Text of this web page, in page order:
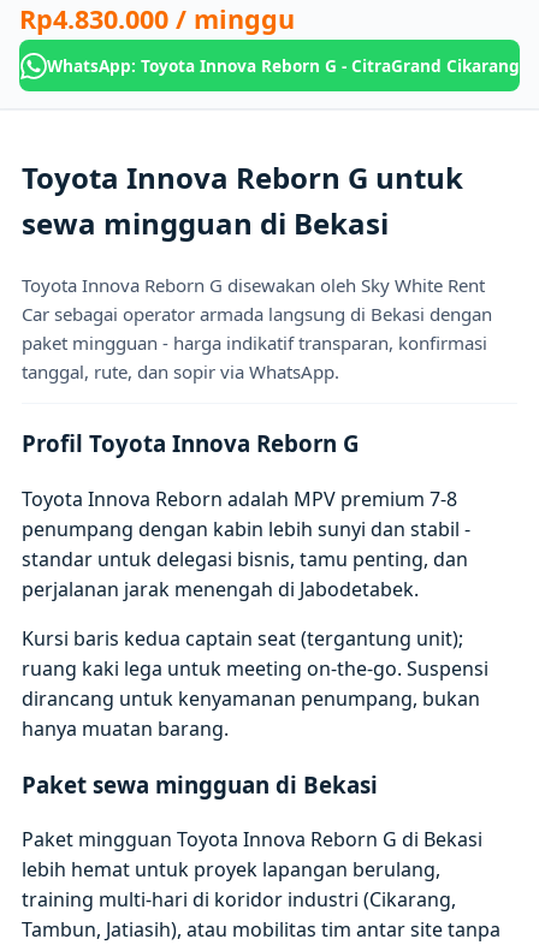
Rp4.830.000 / minggu
WhatsApp: Toyota Innova Reborn G - CitraGrand Cikarang
Toyota Innova Reborn G untuk
sewa mingguan di Bekasi
Toyota Innova Reborn G disewakan oleh Sky White Rent
Car sebagai operator armada langsung di Bekasi dengan
paket mingguan - harga indikatif transparan, konfirmasi
tanggal, rute, dan sopir via WhatsApp.
Profil Toyota Innova Reborn G
Toyota Innova Reborn adalah MPV premium 7-8
penumpang dengan kabin lebih sunyi dan stabil -
standar untuk delegasi bisnis, tamu penting, dan
perjalanan jarak menengah di Jabodetabek.
Kursi baris kedua captain seat (tergantung unit);
ruang kaki lega untuk meeting on-the-go. Suspensi
dirancang untuk kenyamanan penumpang, bukan
hanya muatan barang.
Paket sewa mingguan di Bekasi
Paket mingguan Toyota Innova Reborn G di Bekasi
lebih hemat untuk proyek lapangan berulang,
training multi-hari di koridor industri (Cikarang,
Tambun, Jatiasih), atau mobilitas tim antar site tanpa